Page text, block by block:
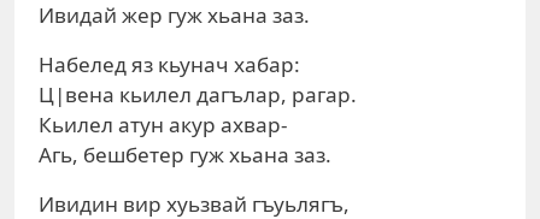
Ивидай жер гуж хьана заз.
Набелед яз кьунач хабар:
Ц|вена кьилел дагълар, рагар.
Кьилел атун акур ахвар-
Агь, бешбетер гуж хьана заз.
Ивидин вир хуьзвай гъуьлягъ,